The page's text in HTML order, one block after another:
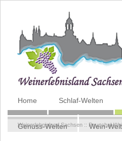
Navigation
Home Schlaf-Welten
Genuss-Welten Wein-
Weinerlebnisland Sachsen :: Pauschal-